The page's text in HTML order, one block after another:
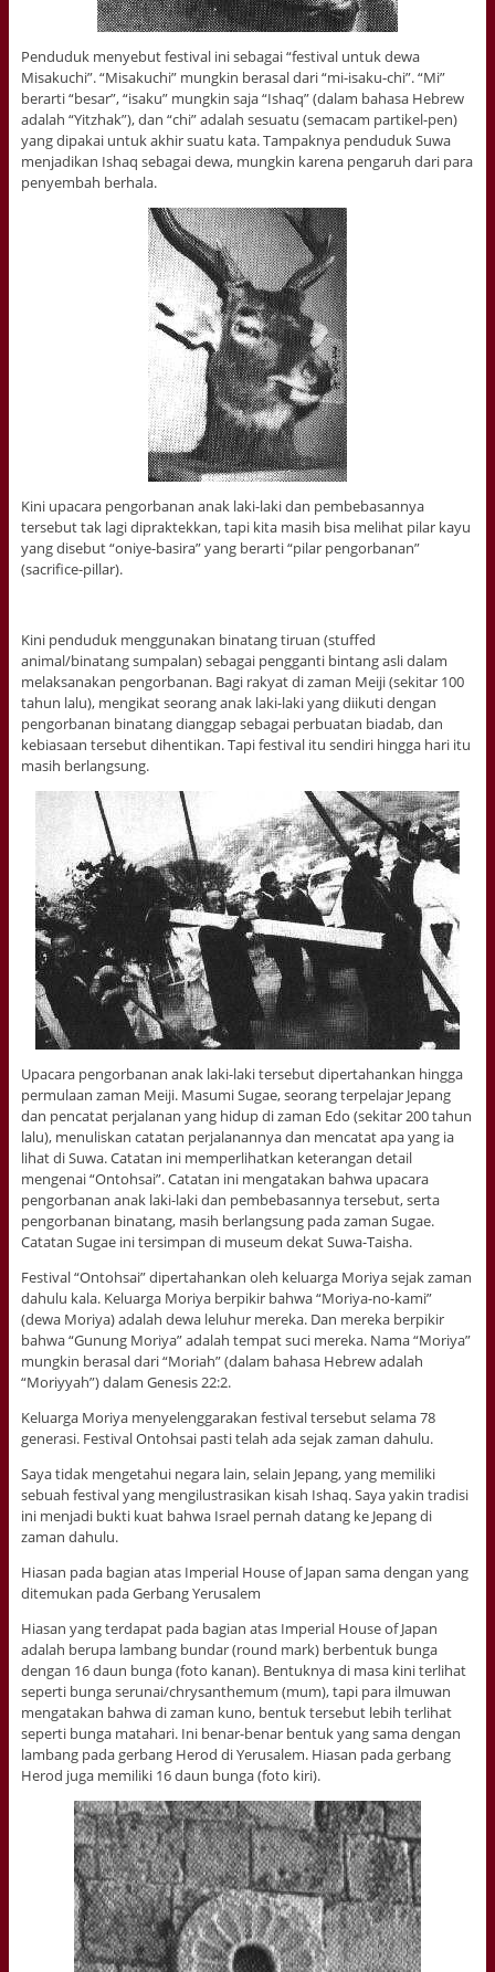
Penduduk menyebut festival ini sebagai “festival untuk dewa
Misakuchi”. “Misakuchi” mungkin berasal dari “mi-isaku-chi”. “Mi”
berarti “besar”, “isaku” mungkin saja “Ishaq” (dalam bahasa Hebrew
adalah “Yitzhak”), dan “chi” adalah sesuatu (semacam partikel-pen)
yang dipakai untuk akhir suatu kata. Tampaknya penduduk Suwa
menjadikan Ishaq sebagai dewa, mungkin karena pengaruh dari para
penyembah berhala.
Kini upacara pengorbanan anak laki-laki dan pembebasannya
tersebut tak lagi dipraktekkan, tapi kita masih bisa melihat pilar kayu
yang disebut “oniye-basira” yang berarti “pilar pengorbanan”
(sacrifice-pillar).
Kini penduduk menggunakan binatang tiruan (stuffed
animal/binatang sumpalan) sebagai pengganti bintang asli dalam
melaksanakan pengorbanan. Bagi rakyat di zaman Meiji (sekitar 100
tahun lalu), mengikat seorang anak laki-laki yang diikuti dengan
pengorbanan binatang dianggap sebagai perbuatan biadab, dan
kebiasaan tersebut dihentikan. Tapi festival itu sendiri hingga hari itu
masih berlangsung.
Upacara pengorbanan anak laki-laki tersebut dipertahankan hingga
permulaan zaman Meiji. Masumi Sugae, seorang terpelajar Jepang
dan pencatat perjalanan yang hidup di zaman Edo (sekitar 200 tahun
lalu), menuliskan catatan perjalanannya dan mencatat apa yang ia
lihat di Suwa. Catatan ini memperlihatkan keterangan detail
mengenai “Ontohsai”. Catatan ini mengatakan bahwa upacara
pengorbanan anak laki-laki dan pembebasannya tersebut, serta
pengorbanan binatang, masih berlangsung pada zaman Sugae.
Catatan Sugae ini tersimpan di museum dekat Suwa-Taisha.
Festival “Ontohsai” dipertahankan oleh keluarga Moriya sejak zaman
dahulu kala. Keluarga Moriya berpikir bahwa “Moriya-no-kami”
(dewa Moriya) adalah dewa leluhur mereka. Dan mereka berpikir
bahwa “Gunung Moriya” adalah tempat suci mereka. Nama “Moriya”
mungkin berasal dari “Moriah” (dalam bahasa Hebrew adalah
“Moriyyah”) dalam Genesis 22:2.
Keluarga Moriya menyelenggarakan festival tersebut selama 78
generasi. Festival Ontohsai pasti telah ada sejak zaman dahulu.
Saya tidak mengetahui negara lain, selain Jepang, yang memiliki
sebuah festival yang mengilustrasikan kisah Ishaq. Saya yakin tradisi
ini menjadi bukti kuat bahwa Israel pernah datang ke Jepang di
zaman dahulu.
Hiasan pada bagian atas Imperial House of Japan sama dengan yang
ditemukan pada Gerbang Yerusalem
Hiasan yang terdapat pada bagian atas Imperial House of Japan
adalah berupa lambang bundar (round mark) berbentuk bunga
dengan 16 daun bunga (foto kanan). Bentuknya di masa kini terlihat
seperti bunga serunai/chrysanthemum (mum), tapi para ilmuwan
mengatakan bahwa di zaman kuno, bentuk tersebut lebih terlihat
seperti bunga matahari. Ini benar-benar bentuk yang sama dengan
lambang pada gerbang Herod di Yerusalem. Hiasan pada gerbang
Herod juga memiliki 16 daun bunga (foto kiri).